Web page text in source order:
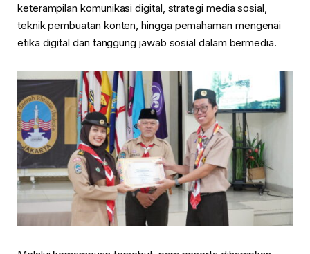
keterampilan komunikasi digital, strategi media sosial,
teknik pembuatan konten, hingga pemahaman mengenai
etika digital dan tanggung jawab sosial dalam bermedia.